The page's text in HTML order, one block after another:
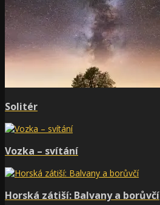
Solitér
Vozka – svítání
Horská zátiší: Balvany a borůvčí